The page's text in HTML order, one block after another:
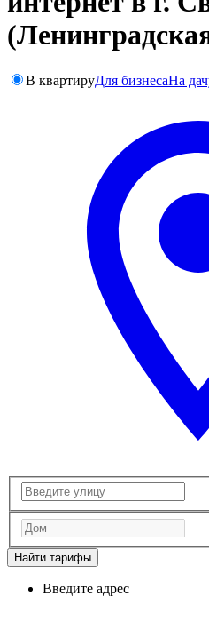
В квартируДля бизнесаНа
Найти тарифы
Введите адрес